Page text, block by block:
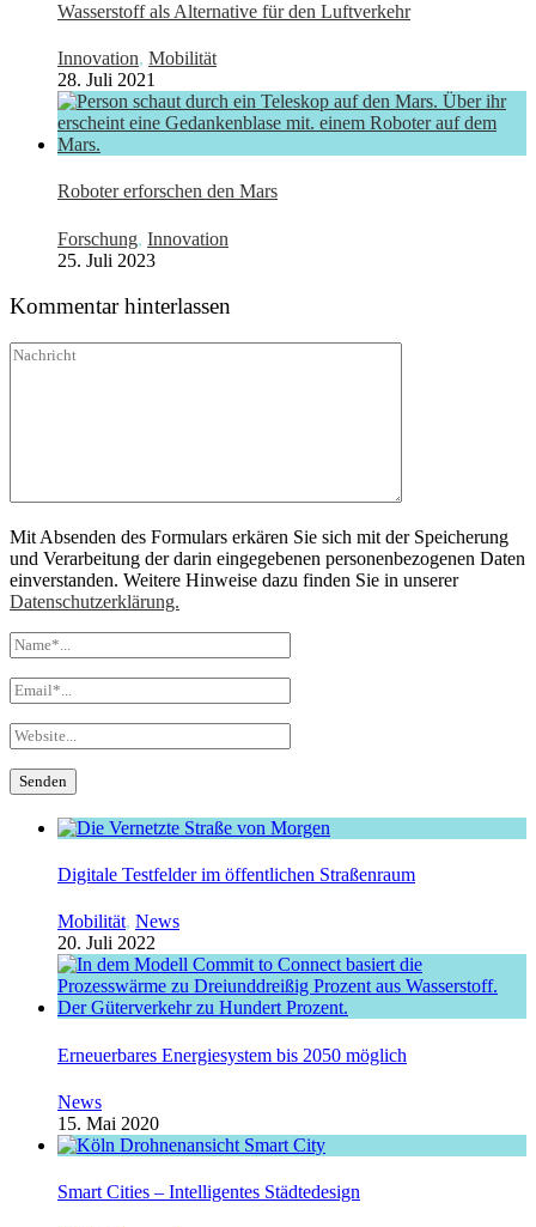
Wasserstoff als Alternative für den Luftverkehr
Innovation, Mobilität
28. Juli 2021
Roboter erforschen den Mars
Forschung, Innovation
25. Juli 2023
Kommentar hinterlassen
Mit Absenden des Formulars erkären Sie sich mit der Speicherung
und Verarbeitung der darin eingegebenen personenbezogenen Daten
einverstanden. Weitere Hinweise dazu finden Sie in unserer
Datenschutzerklärung.
Digitale Testfelder im öffentlichen Straßenraum
Mobilität, News
20. Juli 2022
Erneuerbares Energiesystem bis 2050 möglich
News
15. Mai 2020
Smart Cities – Intelligentes Städtedesign